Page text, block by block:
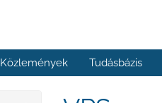
Közlemények Tudásbázis